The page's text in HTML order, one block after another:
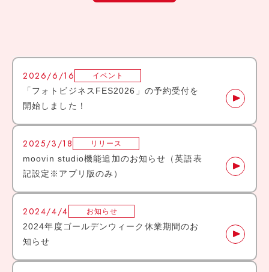
2026/6/16 イベント
「フォトビジネスFES2026」の予約受付を
開始しました！
2025/3/18 リリース
moovin studio機能追加のお知らせ（英語表
記設定※アプリ版のみ）
2024/4/4 お知らせ
2024年度ゴールデンウィーク休業期間のお
知らせ